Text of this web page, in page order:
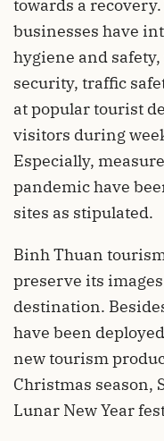
towards a
businesses have
hygiene and
security, traffic
at popular tourist
visitors during
Especially,
pandemic have
sites as stipulated.
Binh Thuan
preserve its
destination.
have been
new tourism
Christmas season,
Lunar New Year